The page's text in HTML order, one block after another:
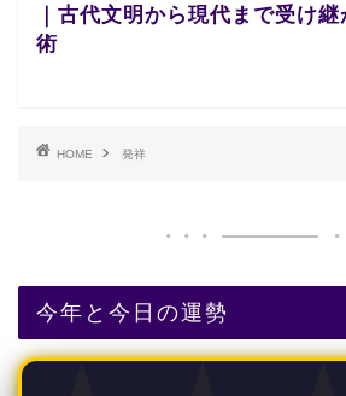
｜古代文明から現代まで受け
術
HOME 発祥
今年と今日の運勢